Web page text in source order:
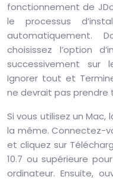
fonctionnement de
le processus
automatiquement.
choisissez l’option
successivement sur
Ignorer tout et
ne devrait pas prendre
Si vous utilisez un
la même. Connectez-
et cliquez sur
10.7 ou supérieure
ordinateur. Ensuite,